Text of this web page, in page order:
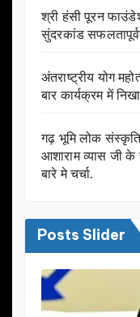
श्री हंसी पूरन
सुंदरकांड
अंतराष्ट्रीय योग
बार कार्यक्रम में
गढ़ भूमि लोक
आशाराम व्यास जी के
बारे मे चर्चा.
Posts Slider